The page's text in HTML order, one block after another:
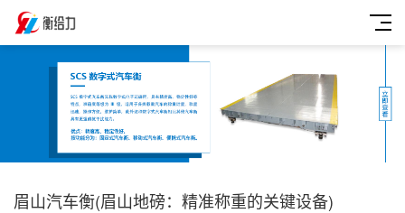
眉山汽车衡(眉山地磅：精准称重的关键设备)